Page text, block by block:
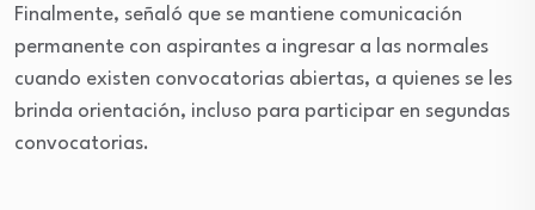
Finalmente, señaló que se mantiene comunicación
permanente con aspirantes a ingresar a las normales
cuando existen convocatorias abiertas, a quienes se les
brinda orientación, incluso para participar en segundas
convocatorias.